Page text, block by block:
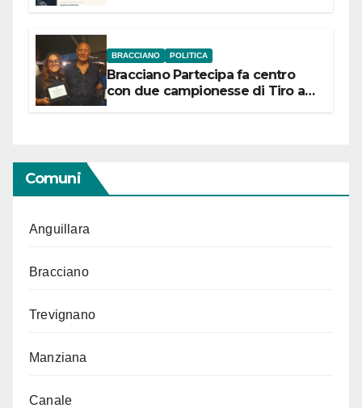
BRACCIANO POLITICA
Bracciano Partecipa fa centro
con due campionesse di Tiro a
Comuni
Anguillara
Bracciano
Trevignano
Manziana
Canale